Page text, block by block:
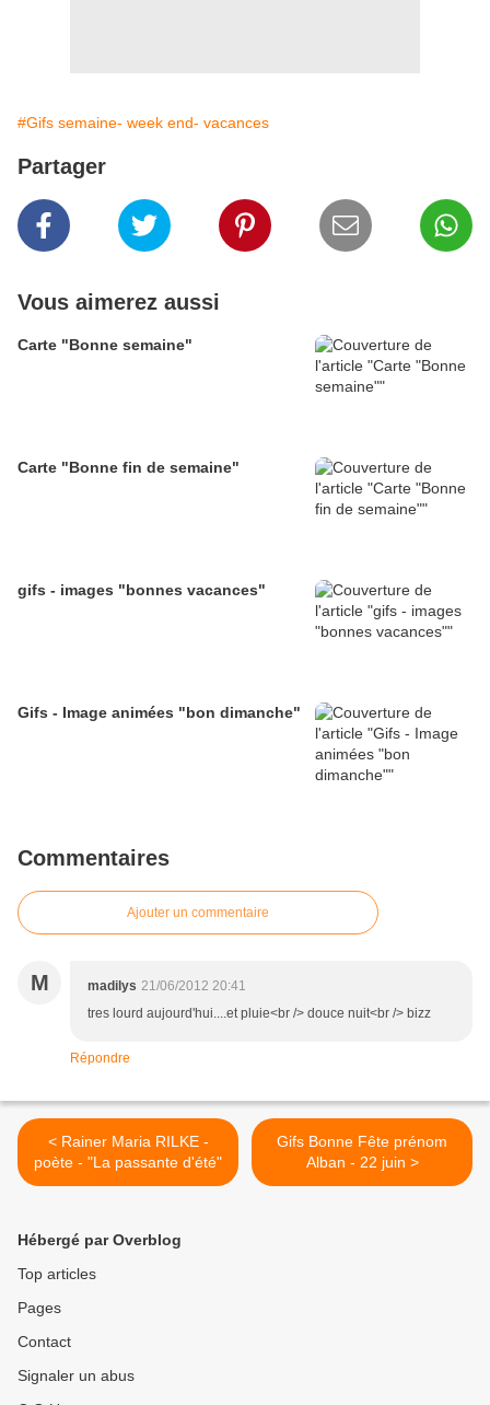
#Gifs semaine- week end- vacances
Partager
Vous aimerez aussi
Carte "Bonne semaine"
Carte "Bonne fin de semaine"
gifs - images "bonnes vacances"
Gifs - Image animées "bon dimanche"
Commentaires
Ajouter un commentaire
M madilys 21/06/2012 20:41
tres lourd aujourd'hui....et pluie<br /> douce nuit<br /> bizz
Répondre
< Rainer Maria RILKE -
poète - "La passante d'été"
Gifs Bonne Fête prénom
Alban - 22 juin >
Hébergé par Overblog
Top articles
Pages
Contact
Signaler un abus